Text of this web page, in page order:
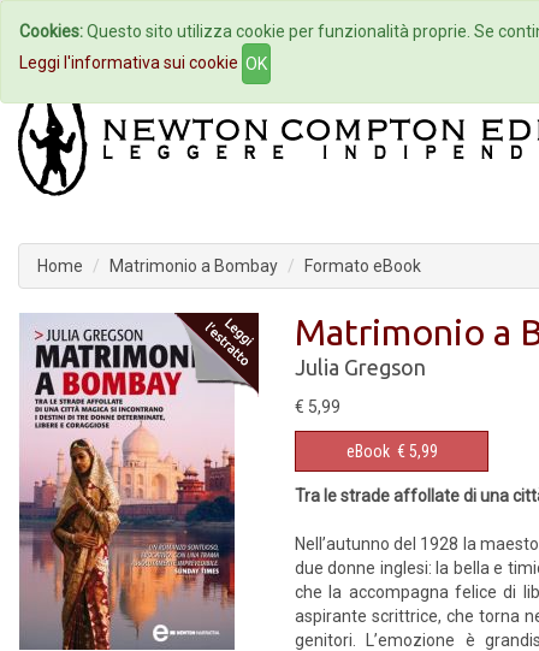
Home Autori Eventi
Home Matrimonio a Bombay Formato eBook
Matrimonio a
Julia Gregson
€ 5,99
eBook € 5,99
Tra le strade affollate di una
Nell’autunno del 1928 la
due donne inglesi: la bella e
che la accompagna felice di
aspirante scrittrice, che torna
genitori. L’emozione è
Cookies:Questo sito utilizza cookie per funzionalità proprie. Se
Leggi l'informativa sui cookie OK